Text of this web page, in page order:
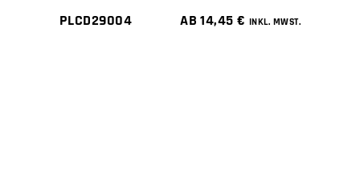
PLCD29004 AB14,45€ INKL. MWST.